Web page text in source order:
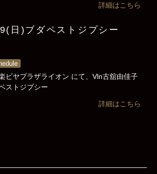
詳細はこちら
日)ブダペストジプシー
ビヤプラザライオン にて、Vln古舘由佳子
ストジプシー
詳細はこちら